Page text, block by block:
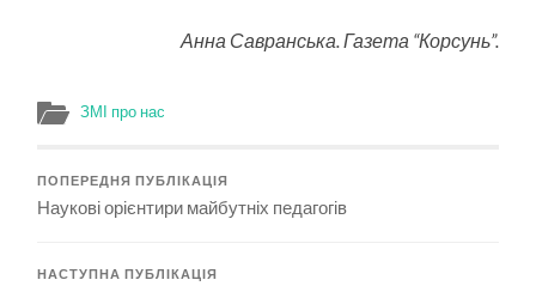
Анна Савранська. Газета “Корсунь”.
ЗМІ про нас
ПОПЕРЕДНЯ ПУБЛІКАЦІЯ
Наукові орієнтири майбутніх педагогів
НАСТУПНА ПУБЛІКАЦІЯ